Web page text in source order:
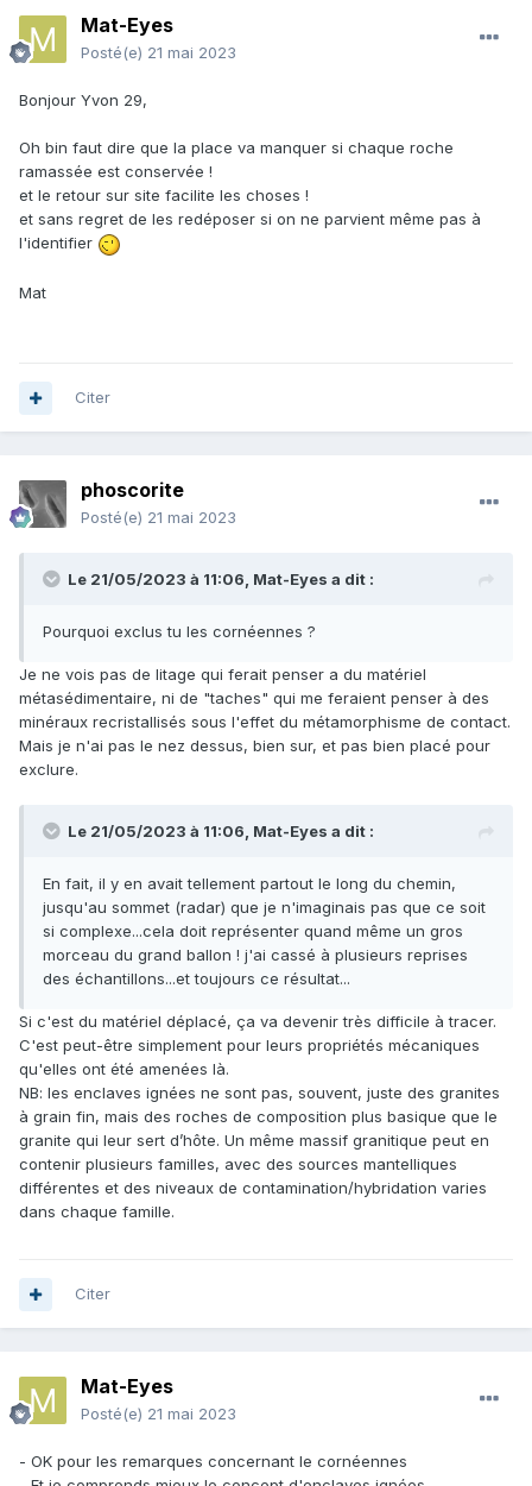
Mat-Eyes
Posté(e) 21 mai 2023
Bonjour Yvon 29,
Oh bin faut dire que la place va manquer si chaque roche
ramassée est conservée !
et le retour sur site facilite les choses !
et sans regret de les redéposer si on ne parvient même pas à
l'identifier
Mat
Citer
phoscorite
Posté(e) 21 mai 2023
Le 21/05/2023 à 11:06, Mat-Eyes a dit :
Pourquoi exclus tu les cornéennes ?
Je ne vois pas de litage qui ferait penser a du matériel
métasédimentaire, ni de "taches" qui me feraient penser à des
minéraux recristallisés sous l'effet du métamorphisme de contact.
Mais je n'ai pas le nez dessus, bien sur, et pas bien placé pour
exclure.
Le 21/05/2023 à 11:06, Mat-Eyes a dit :
En fait, il y en avait tellement partout le long du chemin,
jusqu'au sommet (radar) que je n'imaginais pas que ce soit
si complexe...cela doit représenter quand même un gros
morceau du grand ballon ! j'ai cassé à plusieurs reprises
des échantillons...et toujours ce résultat...
Si c'est du matériel déplacé, ça va devenir très difficile à tracer.
C'est peut-être simplement pour leurs propriétés mécaniques
qu'elles ont été amenées là.
NB: les enclaves ignées ne sont pas, souvent, juste des granites
à grain fin, mais des roches de composition plus basique que le
granite qui leur sert d’hôte. Un même massif granitique peut en
contenir plusieurs familles, avec des sources mantelliques
différentes et des niveaux de contamination/hybridation varies
dans chaque famille.
Citer
Mat-Eyes
Posté(e) 21 mai 2023
- OK pour les remarques concernant le cornéennes